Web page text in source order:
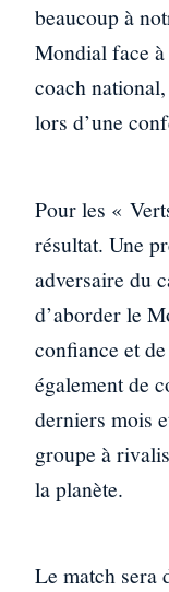
beaucoup à
Mondial face
coach
lors d’une
Pour les «
résultat. Une
adversaire du
d’aborder le
confiance et
également de
derniers mois
groupe à
la planète.
Le match sera